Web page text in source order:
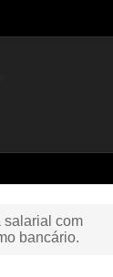
salarial com
bancário.